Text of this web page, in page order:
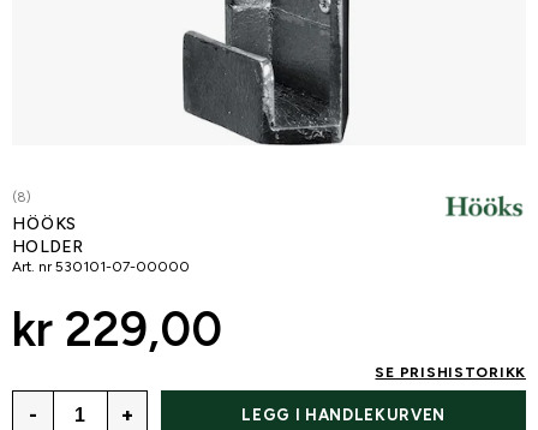
(8)
HÖÖKS
HOLDER
Art. nr 530101-07-00000
kr 229,00
SE PRISHISTORIKK
- + LEGG I HANDLEKURVEN